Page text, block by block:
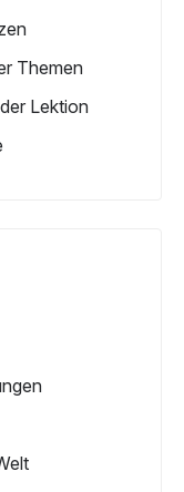
Themen
Lektion